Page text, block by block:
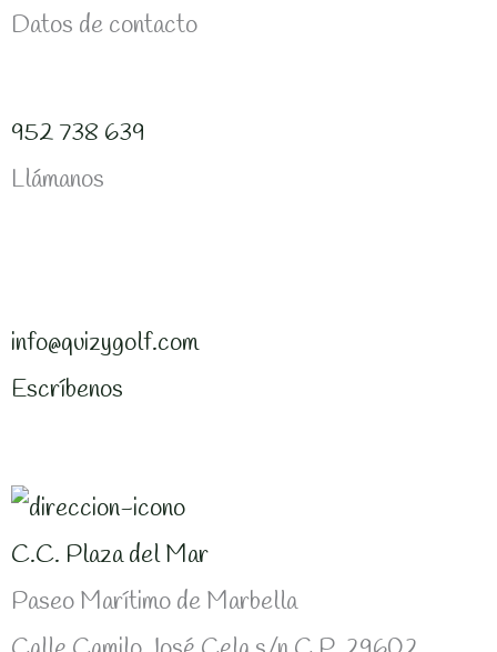
Datos de contacto
952 738 639
Llámanos
info@quizygolf.com
Escríbenos
C.C. Plaza del Mar
Paseo Marítimo de Marbella